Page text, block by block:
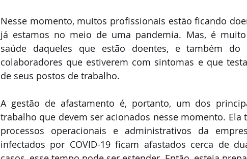
Nesse momento, muitos profissionais estão ficando
já estamos no meio de uma pandemia. Mas, é
saúde daqueles que estão doentes, e também
colaboradores que estiverem com sintomas e que
de seus postos de trabalho.
A gestão de afastamento é, portanto, um dos
trabalho que devem ser acionados nesse momento.
processos operacionais e administrativos da
infectados por COVID-19 ficam afastados cerca de